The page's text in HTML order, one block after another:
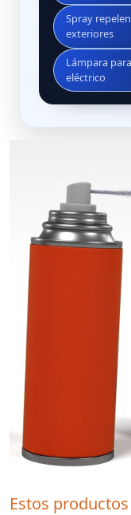
Spray
exteriores
Lámpara
eléctrico
Estos